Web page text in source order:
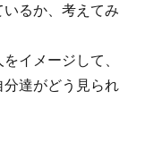
るか、考えてみ
イメージして、
達がどう見られ